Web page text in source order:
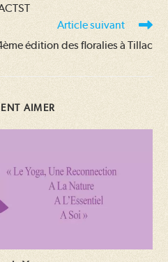
Article suivant
édition des floralies à Tillac
AIMER